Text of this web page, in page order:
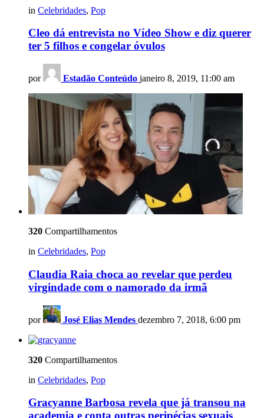
in Celebridades, Pop
Cleo dá entrevista no Vídeo Show e diz querer
ter 5 filhos e congelar óvulos
por Estadão Conteúdo janeiro 8, 2019, 11:00 am
320 Compartilhamentos
in Celebridades, Pop
Claudia Raia choca ao revelar que perdeu
virgindade com o namorado da irmã
por José Elias Mendes dezembro 7, 2018, 6:00 pm
320 Compartilhamentos
in Celebridades, Pop
Gracyanne Barbosa revela que já transou na
academia e conta outras peripécias sexuais